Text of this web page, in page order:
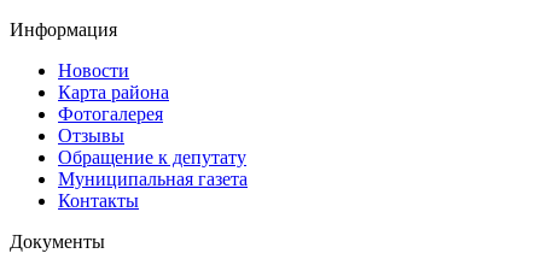
Информация
Новости
Карта района
Фотогалерея
Отзывы
Обращение к депутату
Муниципальная газета
Контакты
Документы